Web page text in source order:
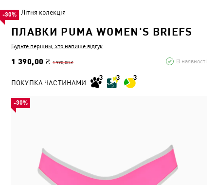
Літня колекція
ПЛАВКИ PUMA WOMEN'S BRIEFS
Будьте першим, хто напише відгук
1 390,00 ₴ 1 990,00 ₴ В наявності
-30%
ПОКУПКА ЧАСТИНАМИ
-30%